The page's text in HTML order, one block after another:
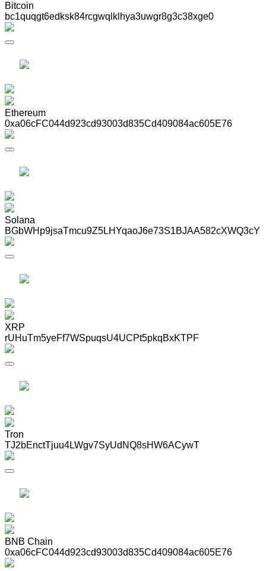
Bitcoin
bc1quqgt6edksk84rcgwqlklhya3uwgr8g3c38xge0
Ethereum
0xa06cFC044d923cd93003d835Cd409084ac605E76
Solana
BGbWHp9jsaTmcu9Z5LHYqaoJ6e73S1BJAA582cXWQ3cY
XRP
rUHuTm5yeFf7WSpuqsU4UCPt5pkqBxKTPF
Tron
TJ2bEnctTjuu4LWgv7SyUdNQ8sHW6ACywT
BNB Chain
0xa06cFC044d923cd93003d835Cd409084ac605E76